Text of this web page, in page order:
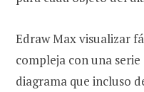
Edraw Max visualizar
compleja con una
diagrama que incluso